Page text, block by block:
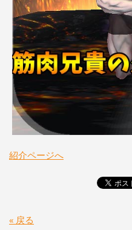
紹介ページへ
« 戻る